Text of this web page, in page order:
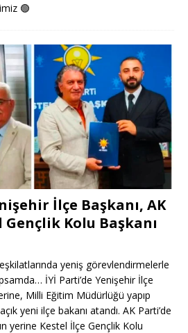
🟢
İlçe Başkanı, AK
Kolu Başkanı
yeniş görevlendirmelerle
İYİ Parti’de Yenişehir İlçe
Milli Eğitim Müdürlüğü yapıp
yeni ilçe bakanı atandı. AK Parti’de
yerine Kestel İlçe Gençlik Kolu